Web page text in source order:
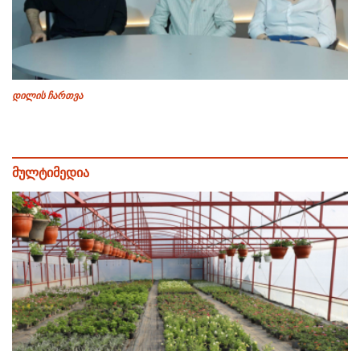
დილის ჩართვა
მულტიმედია